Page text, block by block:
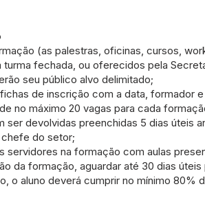
(as palestras, oficinas, cursos,
turma fechada, ou oferecidos pela
seu público alvo delimitado;
de inscrição com a data, formador
no máximo 20 vagas para cada
ser devolvidas preenchidas 5 dias úteis
do setor;
servidores na formação com aulas
da formação, aguardar até 30 dias
o aluno deverá cumprir no mínimo 80%